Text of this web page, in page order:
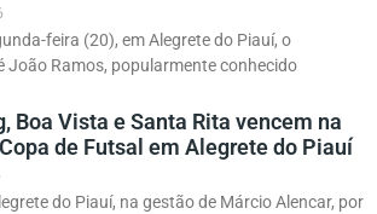
feira (20), em Alegrete do Piauí, o
João Ramos, popularmente conhecido
Boa Vista e Santa Rita vencem na
de Futsal em Alegrete do Piauí
do Piauí, na gestão de Márcio Alencar, por